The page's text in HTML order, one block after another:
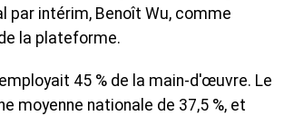
par intérim, Benoît Wu, comme
la plateforme.
45 % de la main-d'œuvre. Le
moyenne nationale de 37,5 %, et